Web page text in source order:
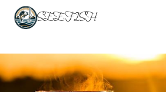
Přeskočit
SEEFISH